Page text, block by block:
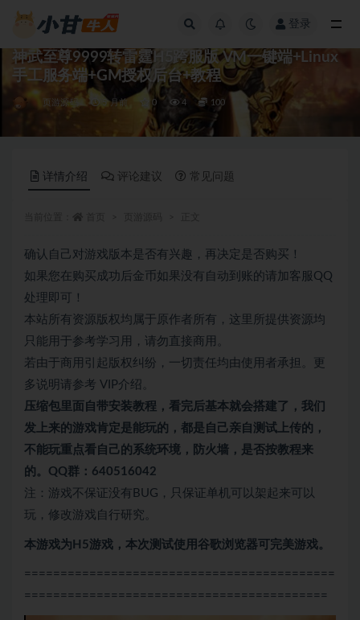
登录
神武至尊9999转雷霆H5跨服版 VM一键端+Linux
手工服务端+GM授权后台+教程
页游源码 5 月前 0 4 100
详情介绍 评论建议 常见问题
确认自己对游戏版本是否有兴趣，再决定是否购买！
如果您在购买成功后金币如果没有自动到账的请加客服QQ
处理即可！
本站所有资源版权均属于原作者所有，这里所提供资源均
只能用于参考学习用，请勿直接商用。
若由于商用引起版权纠纷，一切责任均由使用者承担。更
多说明请参考 VIP介绍。
压缩包里面自带安装教程，看完后基本就会搭建了，我们
发上来的游戏肯定是能玩的，都是自己亲自测试上传的，
不能玩重点看自己的系统环境，防火墙，是否按教程来
的。QQ群：640516042
注：游戏不保证没有BUG，只保证单机可以架起来可以
玩，修改游戏自行研究。
本游戏为H5游戏，本次测试使用谷歌浏览器可完美游戏。
===========================================
==========================================